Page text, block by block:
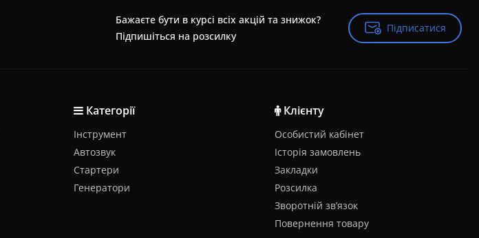
Бажаєте бути в курсі всіх акцій та знижок?
Підпишіться на розсилку
Підписатися
Підписатися
Категорії
Інструмент
Автозвук
Стартери
Генератори
Клієнту
Особистий кабінет
Історія замовлень
Закладки
Розсилка
Зворотній зв’язок
Повернення товару